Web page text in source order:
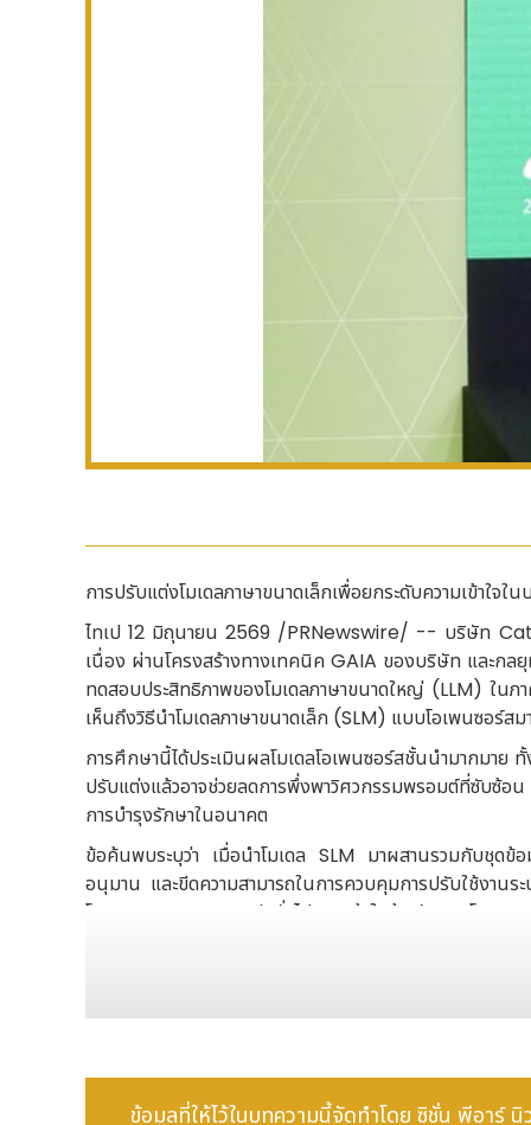
การปรับแต่งโมเดลภาษาขนาดเล็กเพื่อยกระดับความเข้าใ
ไทเป 12 มิถุนายน 2569 /PRNewswire/ -- บริษัท
เนื่อง ผ่านโครงสร้างทางเทคนิค GAIA ของบริษัท และกล
ทดสอบประสิทธิภาพของโมเดลภาษาขนาดใหญ่ (LLM) ใน
เห็นถึงวิธีนำโมเดลภาษาขนาดเล็ก (SLM) แบบโอเพนซอร์
การศึกษานี้ได้ประเมินผลโมเดลโอเพนซอร์สชั้นนำมากมา
ปรับแต่งแล้วอาจช่วยลดการพึ่งพาวิศวกรรมพรอมต์ที่ซับซ้อ
การบำรุงรักษาในอนาคต
ข้อค้นพบระบุว่า เมื่อนำโมเดล SLM มาผสานรวมกับชุดข้
อนุมาน และขีดความสามารถในการควบคุมการปรับใช้งาน
โมเดล LLM แบบระบบปิดทั่วไป และเข้าใกล้ระดับของโมเ
การประยุกต์ใช้งานในอนาคตที่มีศักยภาพยังครอบคลุมไปถึ
เป็นการวางรากฐานสำหรับระบบค้นหาอัจฉริยะ การส่งต่อ
ข้อมูลที่ให้ไว้ในบทความนี้จัดทำโดย ซิชั่น พีอาร์